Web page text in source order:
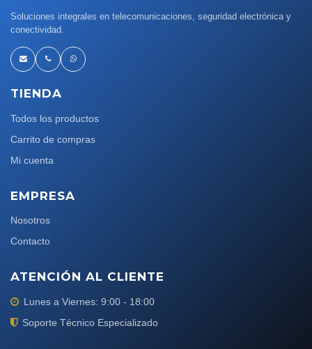
Soluciones integrales en telecomunicaciones, seguridad electrónica y
conectividad.
TIENDA
Todos los productos
Carrito de compras
Mi cuenta
EMPRESA
Nosotros
Contacto
ATENCIÓN AL CLIENTE
Lunes a Viernes: 9:00 - 18:00
Soporte Técnico Especializado